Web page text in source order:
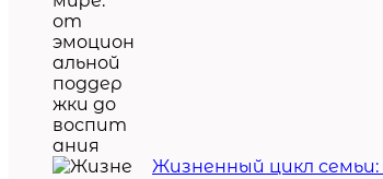
Жизненный цикл